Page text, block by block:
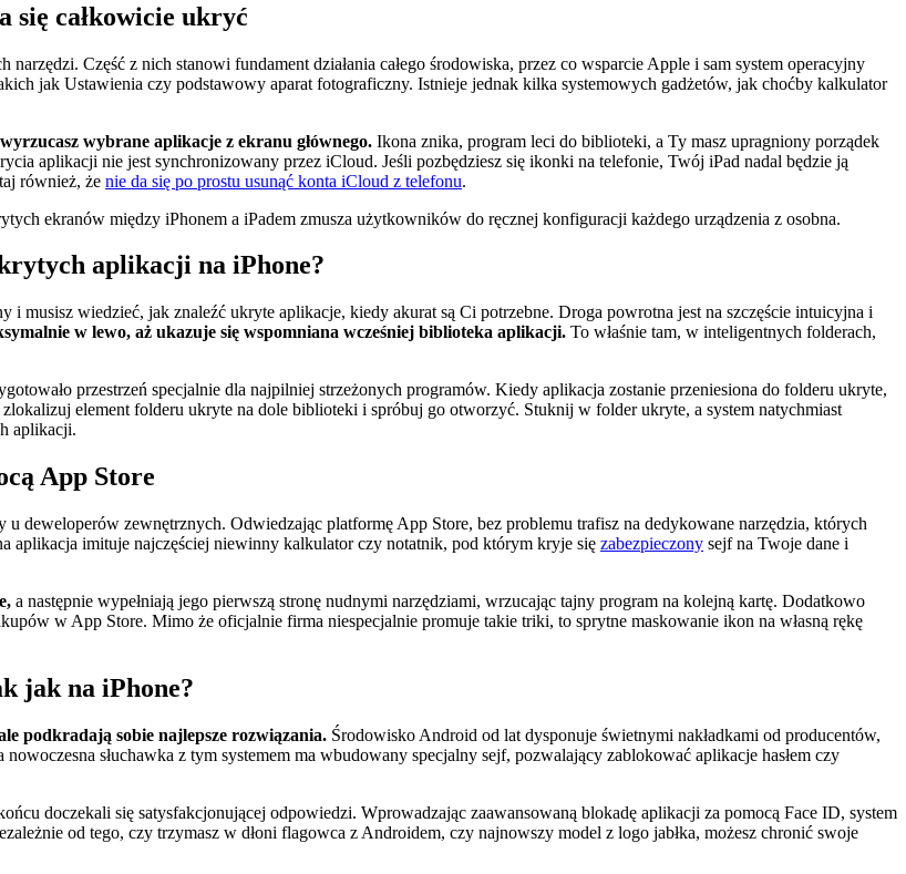
całkowicie ukryć
Część z nich stanowi fundament działania całego środowiska, przez co wsparcie Apple i sam system operacyjny
jak Ustawienia czy podstawowy aparat fotograficzny. Istnieje jednak kilka systemowych gadżetów, jak choćby kalkulator
wybrane aplikacje z ekranu głównego. Ikona znika, program leci do biblioteki, a Ty masz upragniony porządek
aplikacji nie jest synchronizowany przez iCloud. Jeśli pozbędziesz się ikonki na telefonie, Twój iPad nadal będzie ją
również, że nie da się po prostu usunąć konta iCloud z telefonu.
ekranów między iPhonem a iPadem zmusza użytkowników do ręcznej konfiguracji każdego urządzenia z osobna.
aplikacji na iPhone?
musisz wiedzieć, jak znaleźć ukryte aplikacje, kiedy akurat są Ci potrzebne. Droga powrotna jest na szczęście intuicyjna i
w lewo, aż ukazuje się wspomniana wcześniej biblioteka aplikacji. To właśnie tam, w inteligentnych folderach,
przestrzeń specjalnie dla najpilniej strzeżonych programów. Kiedy aplikacja zostanie przeniesiona do folderu ukryte,
element folderu ukryte na dole biblioteki i spróbuj go otworzyć. Stuknij w folder ukryte, a system natychmiast
aplikacji.
App Store
deweloperów zewnętrznych. Odwiedzając platformę App Store, bez problemu trafisz na dedykowane narzędzia, których
aplikacja imituje najczęściej niewinny kalkulator czy notatnik, pod którym kryje się zabezpieczony sejf na Twoje dane i
a następnie wypełniają jego pierwszą stronę nudnymi narzędziami, wrzucając tajny program na kolejną kartę. Dodatkowo
w App Store. Mimo że oficjalnie firma niespecjalnie promuje takie triki, to sprytne maskowanie ikon na własną rękę
jak na iPhone?
podkradają sobie najlepsze rozwiązania. Środowisko Android od lat dysponuje świetnymi nakładkami od producentów,
słuchawka z tym systemem ma wbudowany specjalny sejf, pozwalający zablokować aplikacje hasłem czy
doczekali się satysfakcjonującej odpowiedzi. Wprowadzając zaawansowaną blokadę aplikacji za pomocą Face ID, system
od tego, czy trzymasz w dłoni flagowca z Androidem, czy najnowszy model z logo jabłka, możesz chronić swoje